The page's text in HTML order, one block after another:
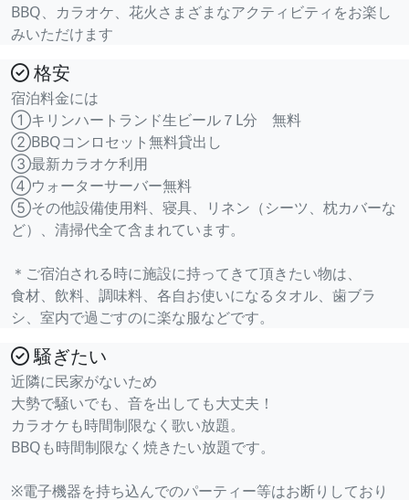
BBQ、カラオケ、花火さまざまなアクティビティをお楽し
みいただけます
格安
宿泊料金には
①キリンハートランド生ビール７L分 無料
②BBQコンロセット無料貸出し
③最新カラオケ利用
④ウォーターサーバー無料
⑤その他設備使用料、寝具、リネン（シーツ、枕カバーな
ど）、清掃代全て含まれています。
＊ご宿泊される時に施設に持ってきて頂きたい物は、
食材、飲料、調味料、各自お使いになるタオル、歯ブラ
シ、室内で過ごすのに楽な服などです。
騒ぎたい
近隣に民家がないため
大勢で騒いでも、音を出しても大丈夫！
カラオケも時間制限なく歌い放題。
BBQも時間制限なく焼きたい放題です。
※電子機器を持ち込んでのパーティー等はお断りしており